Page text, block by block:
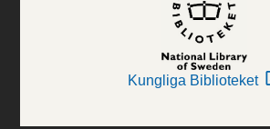
Kungliga Biblioteket